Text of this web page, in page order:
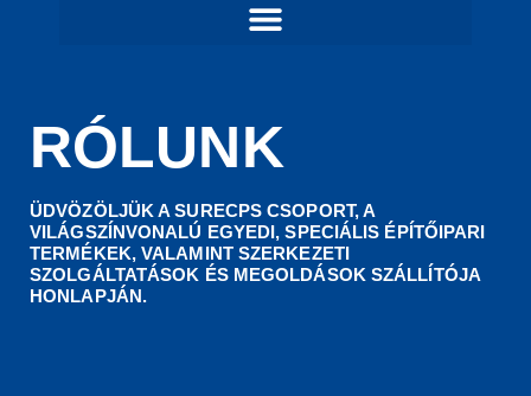
RÓLUNK
ÜDVÖZÖLJÜK A SURECPS CSOPORT, A
VILÁGSZÍNVONALÚ EGYEDI, SPECIÁLIS ÉPÍTŐIPARI
TERMÉKEK, VALAMINT SZERKEZETI
SZOLGÁLTATÁSOK ÉS MEGOLDÁSOK SZÁLLÍTÓJA
HONLAPJÁN.